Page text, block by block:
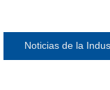
Noticias de la